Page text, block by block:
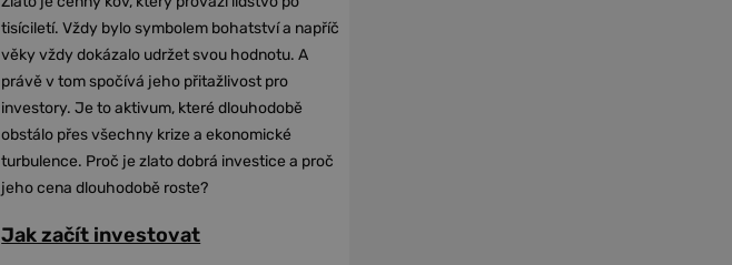
tisíciletí. Vždy bylo symbolem bohatství a napříč
věky vždy dokázalo udržet svou hodnotu. A
právě v tom spočívá jeho přitažlivost pro
investory. Je to aktivum, které dlouhodobě
obstálo přes všechny krize a ekonomické
turbulence. Proč je zlato dobrá investice a proč
jeho cena dlouhodobě roste?
Jak začít investovat